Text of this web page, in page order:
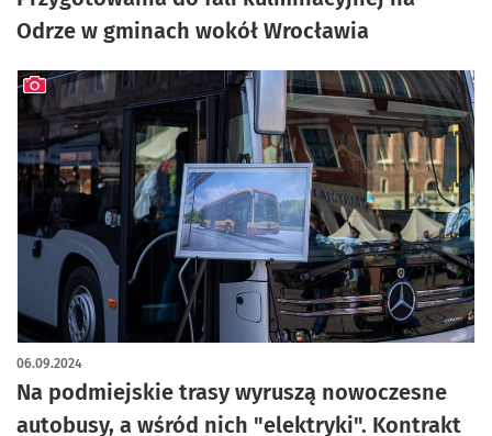
Odrze w gminach wokół Wrocławia
Na podmiejskie trasy wyruszą nowoczesne
autobusy, a wśród nich "elektryki". Kontrakt
06.09.2024
artykuł z galerią zdjęć